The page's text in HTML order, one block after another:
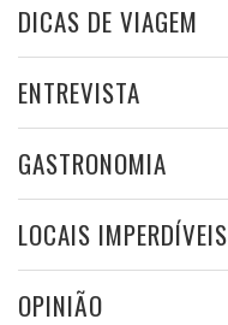
DICAS DE VIAGEM
ENTREVISTA
GASTRONOMIA
LOCAIS IMPERDÍVEIS
OPINIÃO